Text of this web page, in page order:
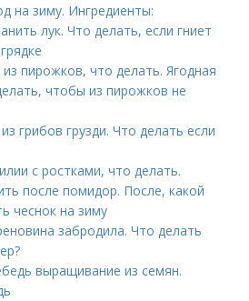
на зиму. Ингредиенты:
лук. Что делать, если гниет
пирожков, что делать. Ягодная
чтобы из пирожков не
грибов грузди. Что делать если
с ростками, что делать.
после помидор. После, какой
чеснок на зиму
забродила. Что делать
выращивание из семян.